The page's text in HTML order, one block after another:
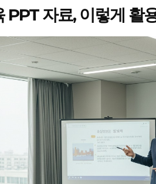
PPT 자료, 이렇게 활